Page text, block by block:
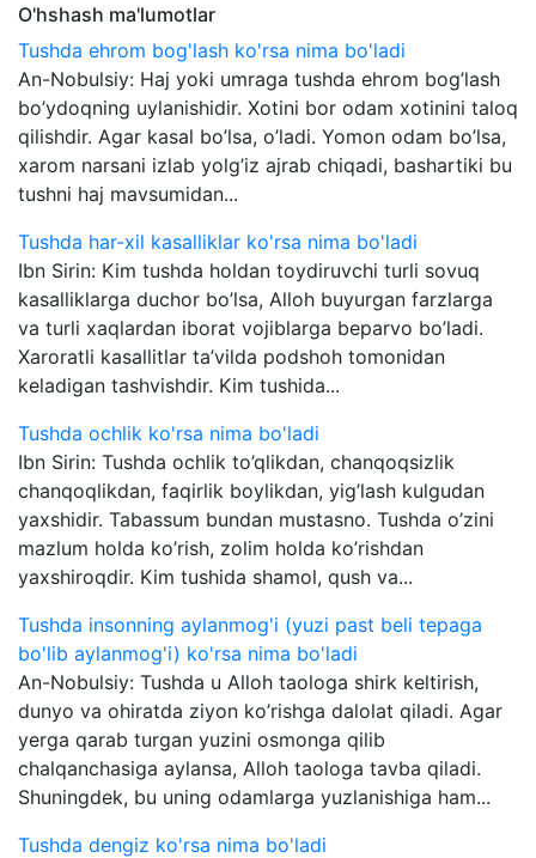
O'hshash ma'lumotlar
Tushda ehrom bog'lash ko'rsa nima bo'ladi
An-Nobulsiy: Haj yoki umraga tushda ehrom bog’lash
bo’ydoqning uylanishidir. Xotini bor odam xotinini taloq
qilishdir. Agar kasal bo’lsa, o’ladi. Yomon odam bo’lsa,
xarom narsani izlab yolg’iz ajrab chiqadi, bashartiki bu
tushni haj mavsumidan...
Tushda har-xil kasalliklar ko'rsa nima bo'ladi
Ibn Sirin: Kim tushda holdan toydiruvchi turli sovuq
kasalliklarga duchor bo’lsa, Alloh buyurgan farzlarga
va turli xaqlardan iborat vojiblarga beparvo bo’ladi.
Xaroratli kasallitlar ta’vilda podshoh tomonidan
keladigan tashvishdir. Kim tushida...
Tushda ochlik ko'rsa nima bo'ladi
Ibn Sirin: Tushda ochlik to’qlikdan, chanqoqsizlik
chanqoqlikdan, faqirlik boylikdan, yig’lash kulgudan
yaxshidir. Tabassum bundan mustasno. Tushda o’zini
mazlum holda ko’rish, zolim holda ko’rishdan
yaxshiroqdir. Kim tushida shamol, qush va...
Tushda insonning aylanmog'i (yuzi past beli tepaga
bo'lib aylanmog'i) ko'rsa nima bo'ladi
An-Nobulsiy: Tushda u Alloh taologa shirk keltirish,
dunyo va ohiratda ziyon ko’rishga dalolat qiladi. Agar
yerga qarab turgan yuzini osmonga qilib
chalqanchasiga aylansa, Alloh taologa tavba qiladi.
Shuningdek, bu uning odamlarga yuzlanishiga ham...
Tushda dengiz ko'rsa nima bo'ladi